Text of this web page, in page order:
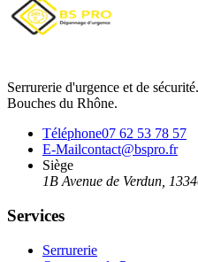
Serrurerie d'urgence et de
Bouches du Rhône.
Téléphone07 62 53 78 57
E-Mailcontact@bspro.fr
Siège
1B Avenue de Verdun
Services
Serrurerie